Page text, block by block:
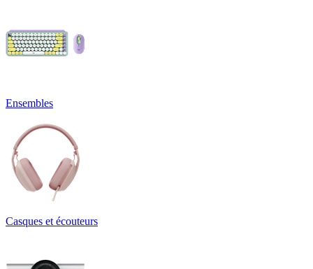
Ensembles
Casques et écouteurs